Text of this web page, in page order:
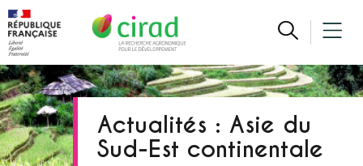
Actualités : Asie du
Sud-Est continentale